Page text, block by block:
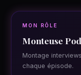
MON RÔLE
Monteuse
Montage
chaque épisode.